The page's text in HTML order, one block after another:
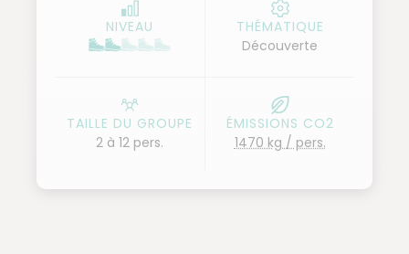
NIVEAU
THÉMATIQUE
Découverte
TAILLE DU GROUPE
2 à 12 pers.
ÉMISSIONS CO2
1470 kg / pers.